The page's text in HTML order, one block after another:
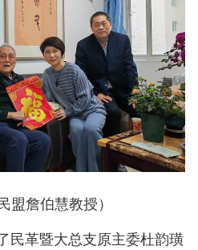
盟詹伯慧教授）
民革暨大总支原主委杜韵璜